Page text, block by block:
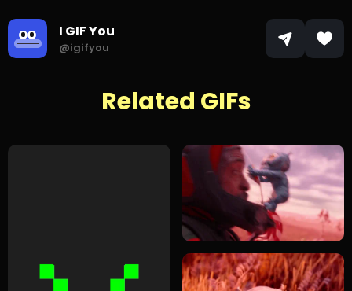
I GIF You
@igifyou
Related GIFs